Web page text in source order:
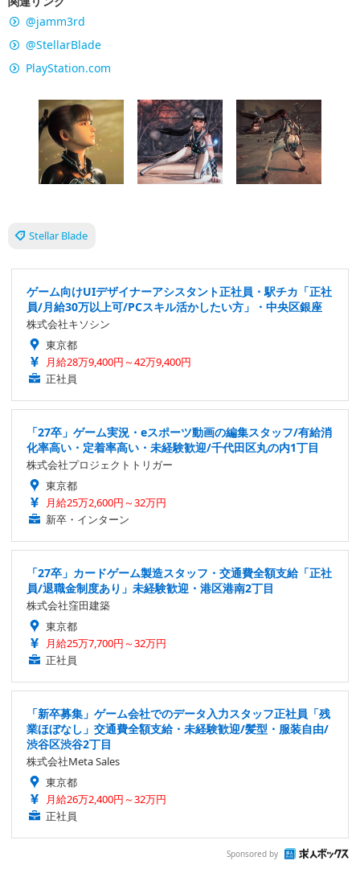
@jamm3rd
@StellarBlade
PlayStation.com
Stellar Blade
ゲーム向けUIデザイナーアシスタント正社員・駅チカ「正社
員/月給30万以上可/PCスキル活かしたい方」・中央区銀座
株式会社キソシン
東京都
月給28万9,400円～42万9,400円
正社員
「27卒」ゲーム実況・eスポーツ動画の編集スタッフ/有給消
化率高い・定着率高い・未経験歓迎/千代田区丸の内1丁目
株式会社プロジェクトトリガー
東京都
月給25万2,600円～32万円
新卒・インターン
「27卒」カードゲーム製造スタッフ・交通費全額支給「正社
員/退職金制度あり」未経験歓迎・港区港南2丁目
株式会社窪田建築
東京都
月給25万7,700円～32万円
正社員
「新卒募集」ゲーム会社でのデータ入力スタッフ正社員「残
業ほぼなし」交通費全額支給・未経験歓迎/髪型・服装自由/
渋谷区渋谷2丁目
株式会社Meta Sales
東京都
月給26万2,400円～32万円
正社員
Sponsored by